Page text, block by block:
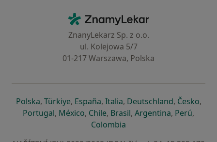
ZnamyLekar - Hlavní stránka
ZnanyLekarz Sp. z o.o.
ul. Kolejowa 5/7
01-217 Warszawa, Polska
Polskase otevře v nové záložce
, Türkiyese otevře v nové záložce
, Españase otevře v nové záložce
, Italiase otevře v nové záložce
, Deutschlandse otevře v
, Českose
,
Portugalse otevře v nové záložce
, Méxicose otevře v nové záložce
, Chilese otevře v nové záložce
, Brasilse otevře v nové
, Argentinase otevře v
, Perúse
,
Colombia